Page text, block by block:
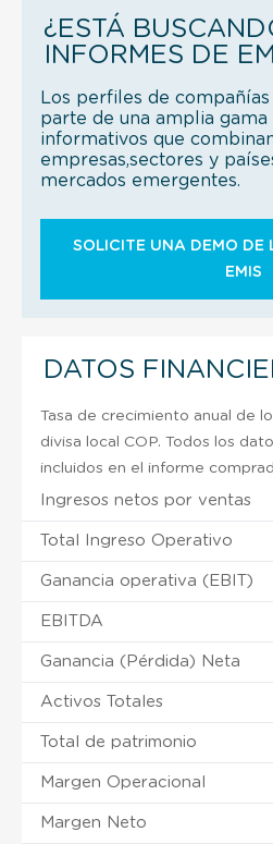
¿ESTÁ
INFORMES DE
Los perfiles de
parte de una amplia gama
informativos que
empresas,sectores y
mercados emergentes.
SOLICITE UNA DEMO DE
EMIS
DATOS
Tasa de crecimiento anual de
divisa local COP. Todos los
incluidos en el informe
Ingresos netos por ventas
Total Ingreso Operativo
Ganancia operativa (EBIT)
EBITDA
Ganancia (Pérdida) Neta
Activos Totales
Total de patrimonio
Margen Operacional
Margen Neto